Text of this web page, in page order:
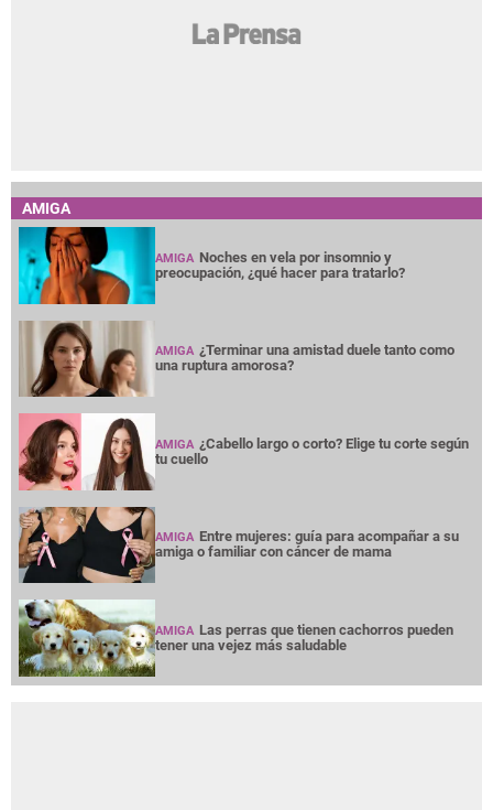
AMIGA
AMIGA Noches en vela por insomnio y
preocupación, ¿qué hacer para tratarlo?
AMIGA ¿Terminar una amistad duele tanto como
una ruptura amorosa?
AMIGA ¿Cabello largo o corto? Elige tu corte según
tu cuello
AMIGA Entre mujeres: guía para acompañar a su
amiga o familiar con cáncer de mama
AMIGA Las perras que tienen cachorros pueden
tener una vejez más saludable